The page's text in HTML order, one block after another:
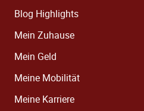
Blog Highlights
Mein Zuhause
Mein Geld
Meine Mobilität
Meine Karriere